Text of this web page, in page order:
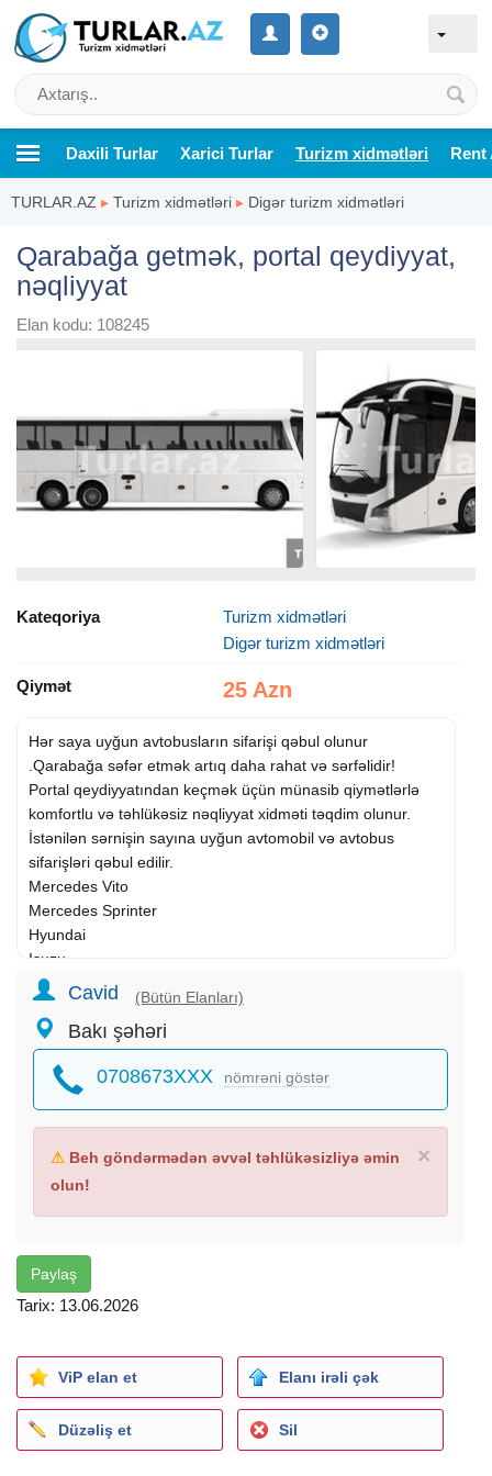
Daxili Turlar Xarici Turlar Turizm xidmətləri Rent
TURLAR.AZ ▸ Turizm xidmətləri ▸ Digər turizm xidmətləri
Qarabağa getmək, portal qeydiyyat,
nəqliyyat
Elan kodu: 108245
Kateqoriya
Turizm xidmətləri
Digər turizm xidmətləri
Qiymət 25 Azn
Hər saya uyğun avtobusların sifarişi qəbul olunur
.Qarabağa səfər etmək artıq daha rahat və sərfəlidir!
Portal qeydiyyatından keçmək üçün münasib qiymətlərlə
komfortlu və təhlükəsiz nəqliyyat xidməti təqdim olunur.
İstənilən sərnişin sayına uyğun avtomobil və avtobus
sifarişləri qəbul edilir.
Mercedes Vito
Mercedes Sprinter
Hyundai
Isuzu
İri və komfortlu turist avtobusları
Ailəvi və qrup səfərləri
Rahat oturacaqlar və komfortlu salon
Təhlükəsiz və peşəkar sürücülər
Vaxtında çatdırılma
6 nəfərdən 82 böyük qruplara qədər uyğun nəqliyyat
Ən ucuz və sərfəli qiymətlər
Qarabağa gedənlər üçün sürətli və rahat xidmət
24/7 sifariş qəbul olunur
Cavid (Bütün Elanları)
Bakı şəhəri
0708673XXX nömrəni göstər
×
⚠ Beh göndərmədən əvvəl təhlükəsizliyə əmin
olun!
Paylaş
Tarix: 13.06.2026
ViP elan et Elanı irəli çək
Düzəliş et Sil